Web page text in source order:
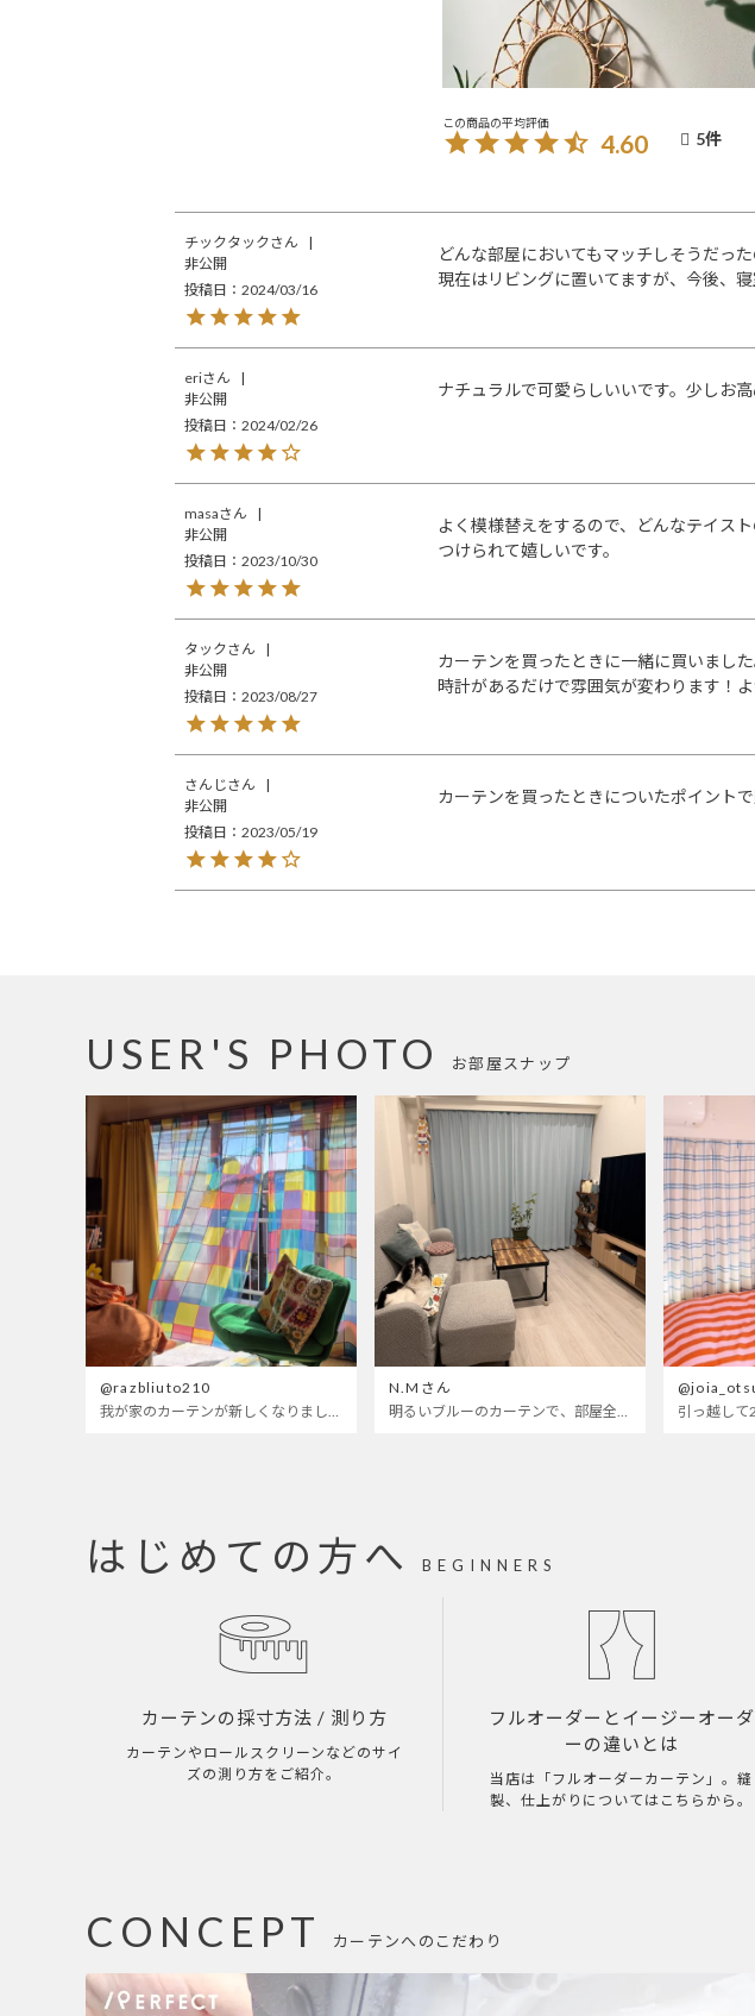
4.60 5
チックタック
非公開
投稿日
2024/03/16
どんな部屋においてもマッチしそうだった
現在はリビングに置いてますが、今後、
eri
非公開
投稿日
2024/02/26
ナチュラルで可愛らしいいです。少しお
masa
非公開
投稿日
2023/10/30
よく模様替えをするので、どんなテイス
つけられて嬉しいです。
タック
非公開
投稿日
2023/08/27
カーテンを買ったときに一緒に買いまし
時計があるだけで雰囲気が変わります！よ
さんじ
非公開
投稿日
2023/05/19
カーテンを買ったときについたポイント
お部屋スナップ
USER'S PHOTO
@razbliuto210
我が家のカーテンが新しくなりました🌼早起きが超絶苦手な私が、思わず朝カーテンを開けて光合成するようになったステンドグラスカーテン…！
N.Mさん
明るいブルーのカーテンで、部屋全体が明るく。白を基調とした部屋にぴったりです。
はじめての方へ BEGINNERS
カーテンの採寸方法 / 測り方
カーテンやロールスクリーンなどのサイ
ズの測り方をご紹介。
フルオーダーとイージーオーダ
ーの違いとは
当店は「フルオーダーカーテン」。縫
製、仕上がりについてはこちらから。
カーテンへのこだわり
CONCEPT